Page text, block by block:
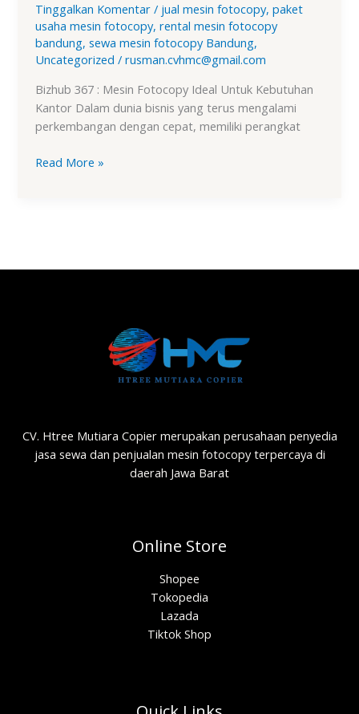
Tinggalkan Komentar / jual mesin fotocopy,paket
usaha mesin fotocopy,rental mesin fotocopy
bandung,sewa mesin fotocopy Bandung,
Uncategorized /rusman.cvhmc@gmail.com
Bizhub 367 : Mesin Fotocopy Ideal Untuk Kebutuhan
Kantor Dalam dunia bisnis yang terus mengalami
perkembangan dengan cepat, memiliki perangkat
Read More »
CV. Htree Mutiara Copier merupakan perusahaan penyedia
jasa sewa dan penjualan mesin fotocopy terpercaya di
daerah Jawa Barat
Online Store
Shopee
Tokopedia
Lazada
Tiktok Shop